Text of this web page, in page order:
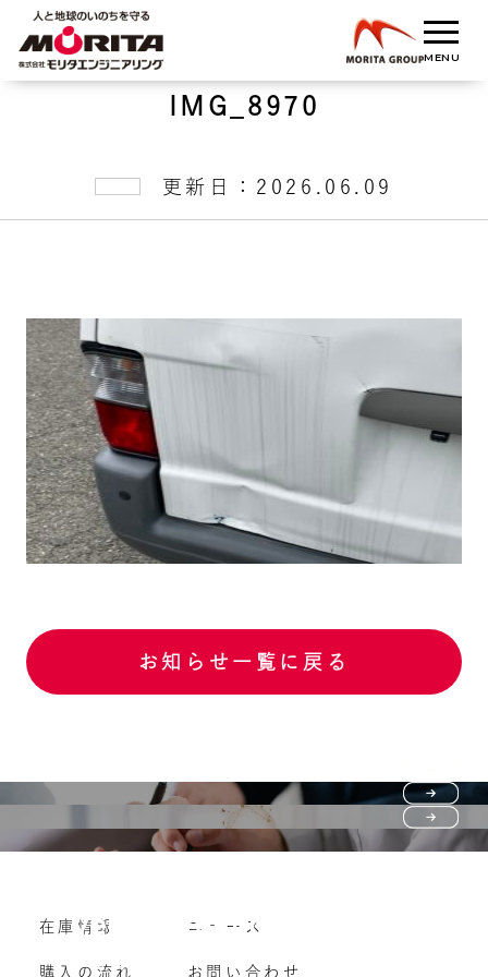
IMG_8970
更新日：2026.06.09
お知らせ一覧に戻る
購入の流れ
よくいただくご質問
Vehicle purchase
車両買い取り
在庫情報
購入の流れ
ニュース
お問い合わせ